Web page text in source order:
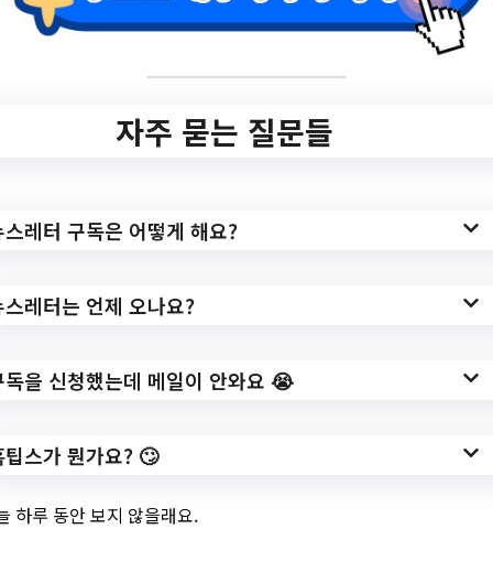
명사특강 안내 ★
https://www.pohang.go.kr/bbs/pohang/104
작성일: 2023-06-22 ~
자주 묻는 질문들
스레터 구독은 어떻게 해요?
스레터는 언제 오나요?
독을 신청했는데 메일이 안와요 😭
팁스가 뭔가요? 🙄
하루 동안 보지 않을래요.